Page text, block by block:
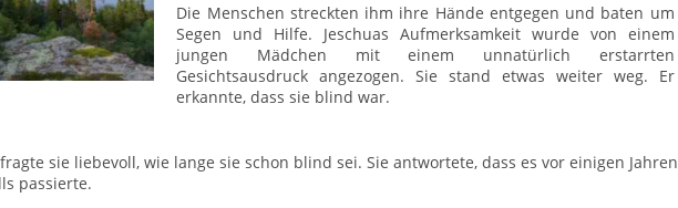
Die Menschen streckten ihm ihre Hände entgegen und baten um
Segen und Hilfe. Jeschuas Aufmerksamkeit wurde von einem
jungen Mädchen mit einem unnatürlich erstarrten
Gesichtsausdruck angezogen. Sie stand etwas weiter weg. Er
erkannte, dass sie blind war.
sie liebevoll, wie lange sie schon blind sei. Sie antwortete, dass es vor einigen Jahren
passierte.